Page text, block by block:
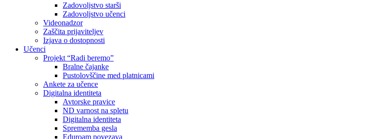
Zadovoljstvo starši
Zadovoljstvo učenci
Videonadzor
Zaščita prijaviteljev
Izjava o dostopnosti
Učenci
Projekt “Radi beremo”
Bralne čajanke
Pustolovščine med platnicami
Ankete za učence
Digitalna identiteta
Avtorske pravice
ND varnost na spletu
Digitalna identiteta
Sprememba gesla
Eduroam povezava